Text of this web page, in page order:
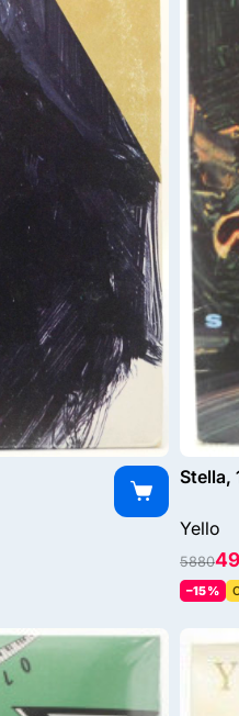
Stella,
Yello
5880
–15%